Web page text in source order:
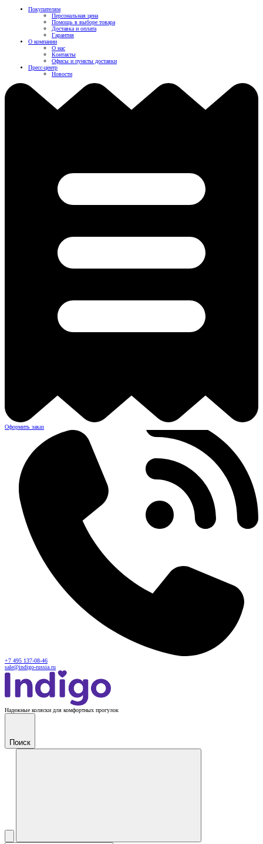
Покупателям
Персональная цена
Помощь в выборе товара
Доставка и оплата
Гарантия
О компании
О нас
Контакты
Офисы и пункты доставки
Пресс-центр
Новости
Оформить заказ
+7 495 137-08-46
sale@indigo-russia.ru
Надежные коляски для комфортных прогулок
Поиск